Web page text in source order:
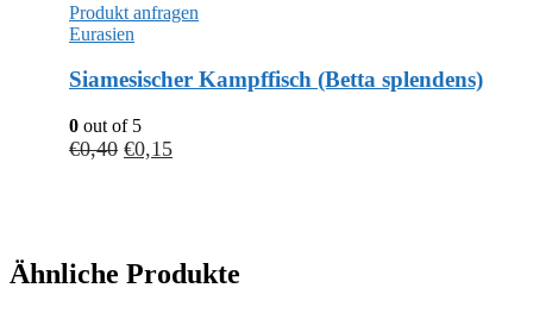
Produkt anfragen
Eurasien
Siamesischer Kampffisch (Betta splendens)
0 out of 5
€0,40 €0,15
Ähnliche Produkte